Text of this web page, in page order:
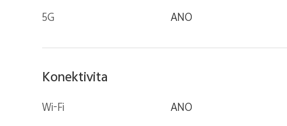
5G ANO
Konektivita
Wi-Fi ANO